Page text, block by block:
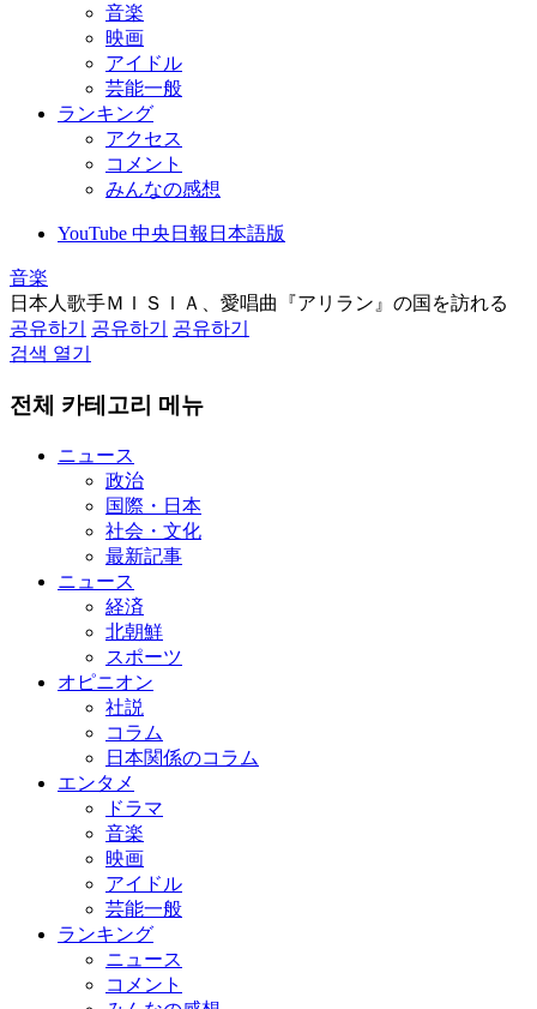
音楽
映画
アイドル
芸能一般
ランキング
アクセス
コメント
みんなの感想
YouTube 中央日報日本語版
音楽
日本人歌手ＭＩＳＩＡ、愛唱曲『アリラン』の国を訪れる
공유하기
공유하기
공유하기
검색 열기
전체 카테고리 메뉴
ニュース
政治
国際・日本
社会・文化
最新記事
ニュース
経済
北朝鮮
スポーツ
オピニオン
社説
コラム
日本関係のコラム
エンタメ
ドラマ
音楽
映画
アイドル
芸能一般
ランキング
ニュース
コメント